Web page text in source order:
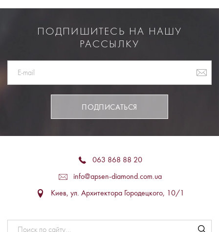
ПОДПИШИТЕСЬ НА НАШУ
РАССЫЛКУ
ПОДПИСАТЬСЯ
063 868 88 20
info@apsen-diamond.com.ua
Киев, ул. Архитектора Городецкого, 10/1